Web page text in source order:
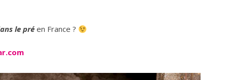
le préen France ?